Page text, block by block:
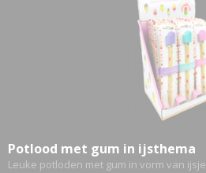
Potlood met gum in ijsthema
Leuke potloden met gum in vorm van